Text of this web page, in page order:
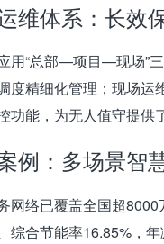
维体系：长效
用“总部—项目—现场”
度精细化管理；现场运
功能，为无人值守提
例：多场景智
网络已覆盖全国超
综合节能率16.85%，